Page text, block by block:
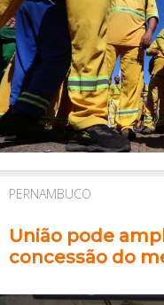
PERNAMBUCO
União pode
concessão do